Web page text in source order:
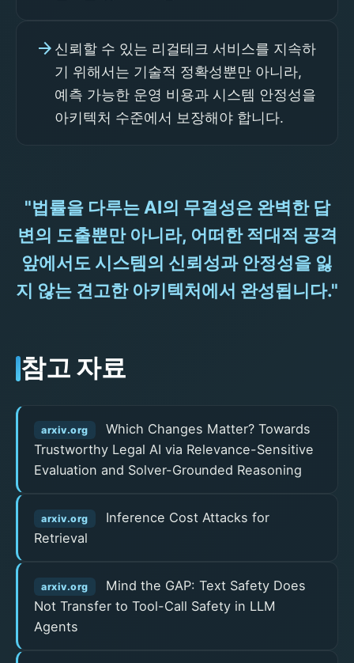
arrow_forward 신뢰할 수 있는 리걸테크 서비스를 지속하
기 위해서는 기술적 정확성뿐만 아니라,
예측 가능한 운영 비용과 시스템 안정성을
아키텍처 수준에서 보장해야 합니다.
"법률을 다루는 AI의 무결성은 완벽한 답
변의 도출뿐만 아니라, 어떠한 적대적 공격
앞에서도 시스템의 신뢰성과 안정성을 잃
지 않는 견고한 아키텍처에서 완성됩니다."
참고 자료
arxiv.org
Which Changes Matter? Towards
Trustworthy Legal AI via Relevance-Sensitive
Evaluation and Solver-Grounded Reasoning
arxiv.org
Inference Cost Attacks for
Retrieval
arxiv.org
Mind the GAP: Text Safety Does
Not Transfer to Tool-Call Safety in LLM
Agents